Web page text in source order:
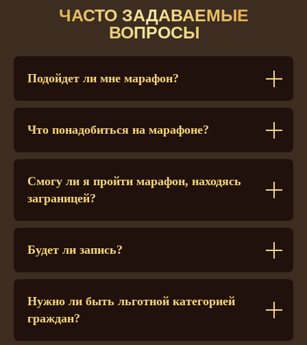
ЧАСТО ЗАДАВАЕМЫЕ
ВОПРОСЫ
Подойдет ли мне марафон?
Что понадобиться на марафоне?
Смогу ли я пройти марафон, находясь
заграницей?
Будет ли запись?
Нужно ли быть льготной категорией
граждан?